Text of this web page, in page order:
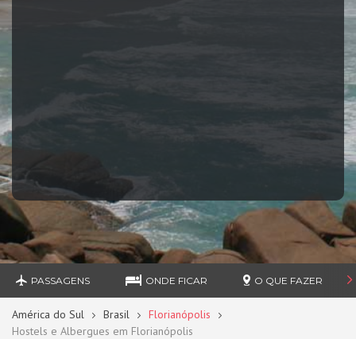
PASSAGENS ONDE FICAR O QUE FAZER
América do Sul Brasil
Florianópolis
Hostels e Albergues em Florianópolis